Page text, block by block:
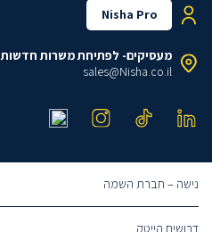
Nisha Pro
מעסיקים- לפתיחת משרות חדשות
sales@Nisha.co.il
נישה – חברת השמה
דרושים הייטק